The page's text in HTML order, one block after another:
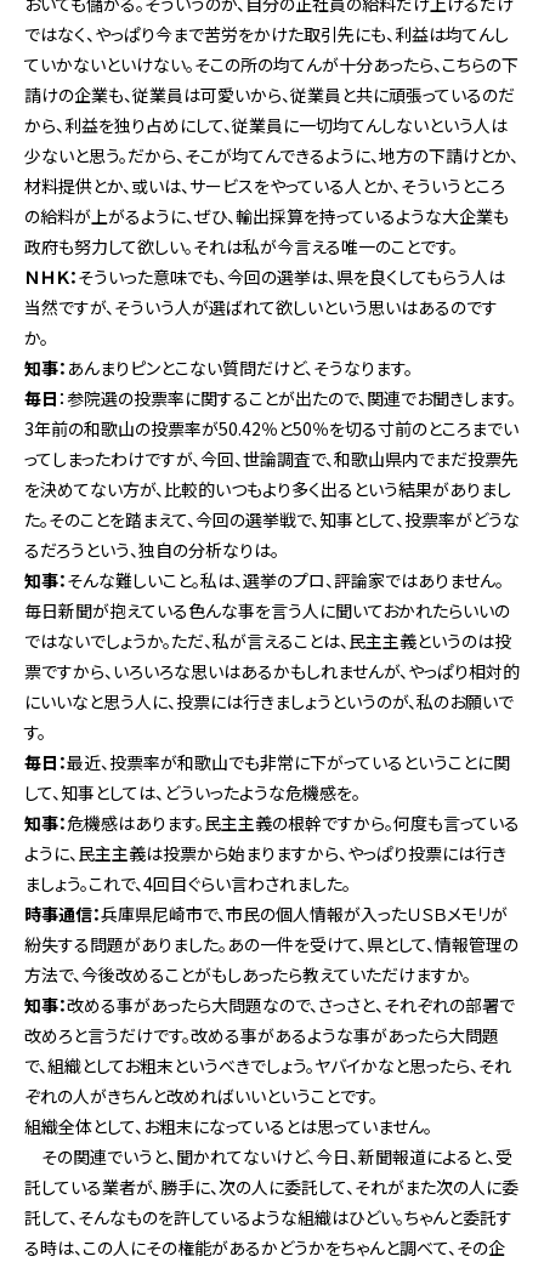
ではなく、やっぱり今まで苦労をかけた取引先にも、利益は均てんし
ていかないといけない。そこの所の均てんが十分あったら、こちらの下
請けの企業も、従業員は可愛いから、従業員と共に頑張っているのだ
から、利益を独り占めにして、従業員に一切均てんしないという人は
少ないと思う。だから、そこが均てんできるように、地方の下請けとか、
材料提供とか、或いは、サービスをやっている人とか、そういうところ
の給料が上がるように、ぜひ、輸出採算を持っているような大企業も
政府も努力して欲しい。それは私が今言える唯一のことです。
ＮＨＫ：そういった意味でも、今回の選挙は、県を良くしてもらう人は
当然ですが、そういう人が選ばれて欲しいという思いはあるのです
か。
知事： あんまりピンとこない質問だけど、そうなります。
毎日 ：参院選の投票率に関することが出たので、関連でお聞きします。
3年前の和歌山の投票率が50.42％と50％を切る寸前のところまでい
ってしまったわけですが、今回、世論調査で、和歌山県内でまだ投票先
を決めてない方が、比較的いつもより多く出るという結果がありまし
た。そのことを踏まえて、今回の選挙戦で、知事として、投票率がどうな
るだろうという、独自の分析なりは。
知事：そんな難しいこと。私は、選挙のプロ、評論家ではありません。
毎日新聞が抱えている色んな事を言う人に聞いておかれたらいいの
ではないでしょうか。ただ、私が言えることは、民主主義というのは投
票ですから、いろいろな思いはあるかもしれませんが、やっぱり相対的
にいいなと思う人に、投票には行きましょうというのが、私のお願いで
す。
毎日：最近、投票率が和歌山でも非常に下がっているということに関
して、知事としては、どういったような危機感を。
知事：危機感はあります。民主主義の根幹ですから。何度も言っている
ように、民主主義は投票から始まりますから、やっぱり投票には行き
ましょう。これで、4回目ぐらい言わされました。
時事通信：兵庫県尼崎市で、市民の個人情報が入ったＵＳＢメモリが
紛失する問題がありました。あの一件を受けて、県として、情報管理の
方法で、今後改めることがもしあったら教えていただけますか。
知事：改める事があったら大問題なので、さっさと、それぞれの部署で
改めろと言うだけです。改める事があるような事があったら大問題
で、組織としてお粗末というべきでしょう。ヤバイかなと思ったら、それ
ぞれの人がきちんと改めればいいということです。
組織全体として、お粗末になっているとは思っていません。
その関連でいうと、聞かれてないけど、今日、新聞報道によると、受
託している業者が、勝手に、次の人に委託して、それがまた次の人に委
託して、そんなものを許しているような組織はひどい。ちゃんと委託す
る時は、この人にその権能があるかどうかをちゃんと調べて、その企